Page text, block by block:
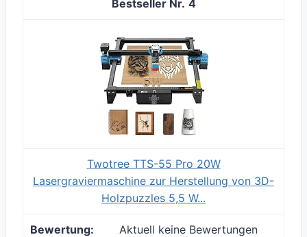
4
Twotree TTS-55 Pro 20W
Lasergraviermaschine zur Herstellung von 3D-
Holzpuzzles 5,5 W...
Aktuell keine Bewertungen